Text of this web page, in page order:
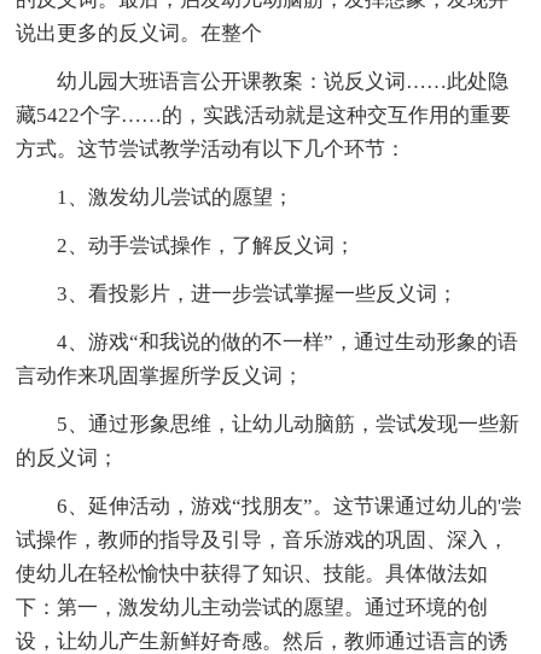
说出更多的反义词。在整个
幼儿园大班语言公开课教案：说反义词 ……此处隐
藏5422个字……的，实践活动就是这种交互作用的重要
方式。这节尝试教学活动有以下几个环节：
1、激发幼儿尝试的愿望；
2、动手尝试操作，了解反义词；
3、看投影片，进一步尝试掌握一些反义词；
4、游戏“和我说的做的不一样”，通过生动形象的语
言动作来巩固掌握所学反义词；
5、通过形象思维，让幼儿动脑筋，尝试发现一些新
的反义词；
6、延伸活动，游戏“找朋友”。这节课通过幼儿的'尝
试操作，教师的指导及引导，音乐游戏的巩固、深入，
使幼儿在轻松愉快中获得了知识、技能。具体做法如
下：第一，激发幼儿主动尝试的愿望。通过环境的创
设，让幼儿产生新鲜好奇感。然后，教师通过语言的诱